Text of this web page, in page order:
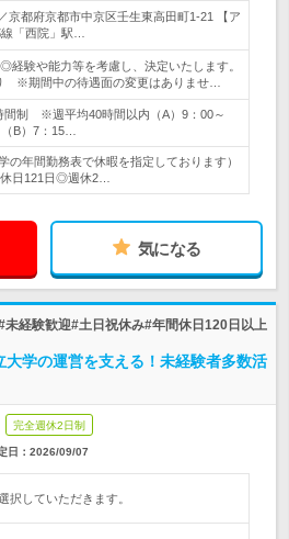
京都府京都市中京区壬生東高田町1-21 【ア
「西院」駅…
経験や能力等を考慮し、決定いたします。
※期間中の待遇面の変更はありませ…
間制 ※週平均40時間以内（A）9：00～
B）7：15…
の年間勤務表で休暇を指定しております）
日121日◎週休2…
気になる
未経験歓迎#土日祝休み#年間休日120日以上
大学の運営を支える！未経験者多数活
完全週休2日制
日： 2026/09/07
択していただきます。